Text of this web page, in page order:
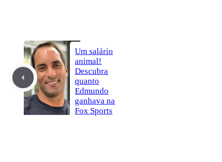
Um salário
animal!
Descubra
quanto
Edmundo
ganhava na
Fox Sports